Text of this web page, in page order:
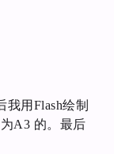
用Flash绘制
A3 的。最后